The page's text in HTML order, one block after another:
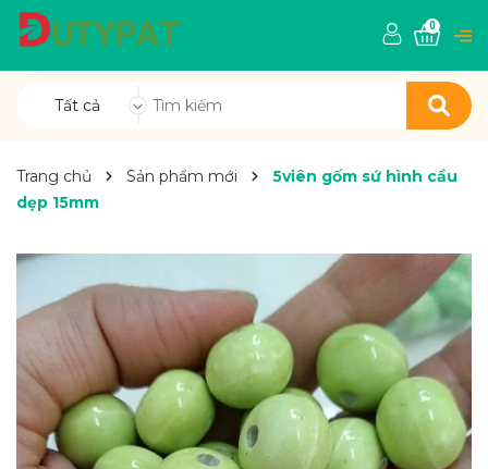
Tất cả
0
Trang chủ Sản phẩm mới
5viên gốm sứ hình cầu
dẹp 15mm